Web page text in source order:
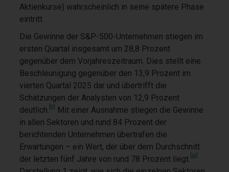
Aktienkurse) wahrscheinlich in seine spätere Phase
eintritt.
Die Gewinne der S&P-500-Unternehmen stiegen im
ersten Quartal insgesamt um 28,8 Prozent
gegenüber dem Vorjahreszeitraum. Dies stellt eine
Beschleunigung gegenüber den 13,9 Prozent im
vierten Quartal 2025 dar und übertrifft die
Schätzungen der Analysten von 12,9 Prozent
deutlich. [ii]
Mit einer Ausnahme stiegen die Gewinne
in allen Sektoren und rund 84 Prozent der
berichtenden Unternehmen übertrafen die
Erwartungen – ein Wert, der über dem Durchschnitt
der letzten fünf Jahre von rund 78 Prozent liegt. [iii]